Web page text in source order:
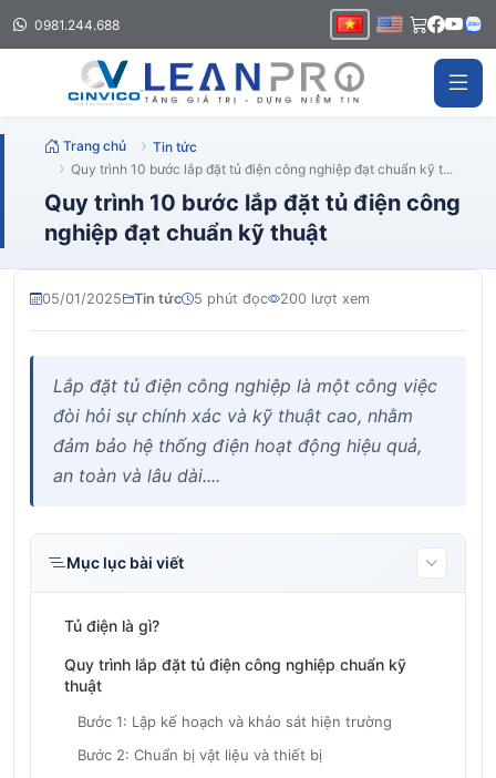
0981.244.688
Trang chủ
Tin tức
Quy trình 10 bước lắp đặt tủ điện công nghiệp đạt chuẩn kỹ t...
Quy trình 10 bước lắp đặt tủ điện công
nghiệp đạt chuẩn kỹ thuật
05/01/2025 Tin tức 5 phút đọc 200 lượt xem
Lắp đặt tủ điện công nghiệp là một công việc
đòi hỏi sự chính xác và kỹ thuật cao, nhằm
đảm bảo hệ thống điện hoạt động hiệu quả,
an toàn và lâu dài....
Mục lục bài viết
Tủ điện là gì?
Quy trình lắp đặt tủ điện công nghiệp chuẩn kỹ
thuật
Bước 1: Lập kế hoạch và khảo sát hiện trường
Bước 2: Chuẩn bị vật liệu và thiết bị